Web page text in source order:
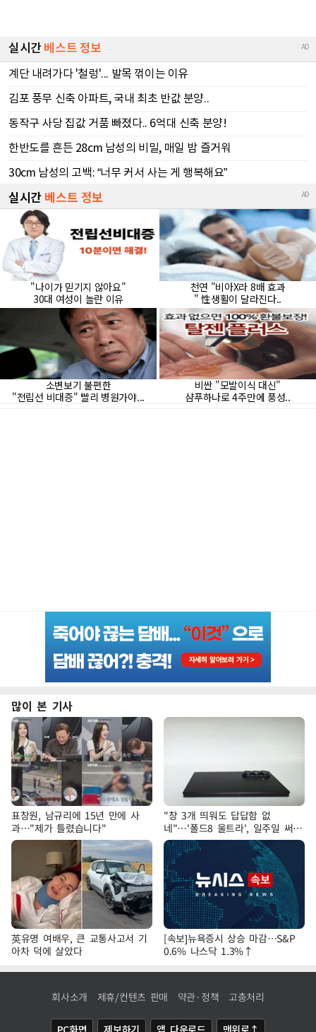
많이 본 기사
표창원, 남규리에 15년 만에 사
과…"제가 틀렸습니다"
"창 3개 띄워도 답답함 없
네"…'폴드8 울트라', 일주일 써보
니
英유명 여배우, 큰 교통사고서 기
아차 덕에 살았다
[속보]뉴욕증시 상승 마감…S&P
0.6% 나스닥 1.3%↑
회사소개 제휴/컨텐츠 판매 약관·정책 고충처리
PC화면 제보하기 앱 다운로드 맨위로↑